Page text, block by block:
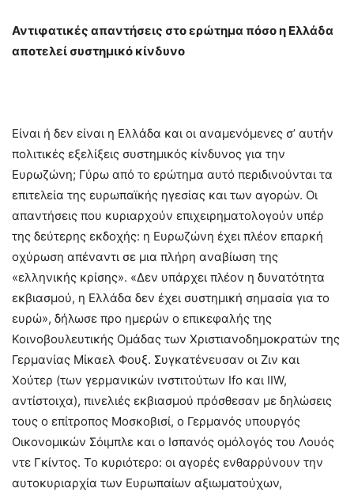
Αντιφατικές απαντήσεις στο ερώτημα πόσο η Ελλάδα
αποτελεί συστημικό κίνδυνο
Είναι ή δεν είναι η Ελλάδα και οι αναμενόμενες σ’ αυτήν
πολιτικές εξελίξεις συστημικός κίνδυνος για την
Ευρωζώνη; Γύρω από το ερώτημα αυτό περιδινούνται τα
επιτελεία της ευρωπαϊκής ηγεσίας και των αγορών. Οι
απαντήσεις που κυριαρχούν επιχειρηματολογούν υπέρ
της δεύτερης εκδοχής: η Ευρωζώνη έχει πλέον επαρκή
οχύρωση απέναντι σε μια πλήρη αναβίωση της
«ελληνικής κρίσης». «Δεν υπάρχει πλέον η δυνατότητα
εκβιασμού, η Ελλάδα δεν έχει συστημική σημασία για το
ευρώ», δήλωσε προ ημερών ο επικεφαλής της
Κοινοβουλευτικής Ομάδας των Χριστιανοδημοκρατών της
Γερμανίας Μίκαελ Φουξ. Συγκατένευσαν οι Ζιν και
Χούτερ (των γερμανικών ινστιτούτων Ifo και IIW,
αντίστοιχα), πινελιές εκβιασμού πρόσθεσαν με δηλώσεις
τους ο επίτροπος Μοσκοβισί, ο Γερμανός υπουργός
Οικονομικών Σόιμπλε και ο Ισπανός ομόλογός του Λουός
ντε Γκίντος. Το κυριότερο: οι αγορές ενθαρρύνουν την
αυτοκυριαρχία των Ευρωπαίων αξιωματούχων,